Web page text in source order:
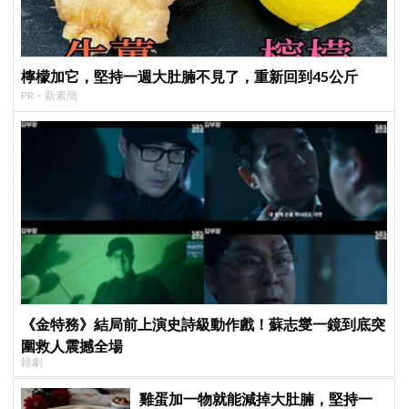
檸檬加它，堅持一週大肚腩不見了，重新回到45公斤
PR・新素簡
《金特務》結局前上演史詩級動作戲！蘇志燮一鏡到底突
圍救人震撼全場
韓劇
雞蛋加一物就能減掉大肚腩，堅持一